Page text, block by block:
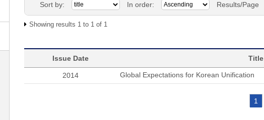
Sort by: In order: Results/Page
Showing results 1 to 1 of 1
Issue Date Title
2014 Global Expectations for Korean Unification
1